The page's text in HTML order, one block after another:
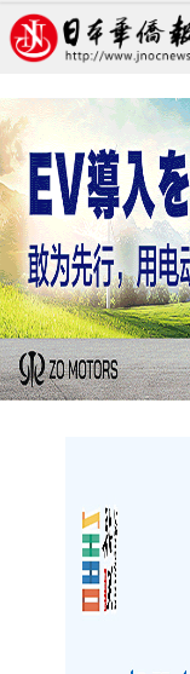
跨越山海 共促
康产业及制造业
蔡晖 华人新闻
日本华侨报 2025/6/27